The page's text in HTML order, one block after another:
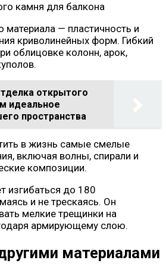
материала — пластичность и
криволинейных форм. Гибкий
облицовке колонн, арок,
открытого
идеальное
пространства
в жизнь самые смелые
включая волны, спирали и
композиции.
изгибаться до 180
и не трескаясь. Он
мелкие трещинки на
армирующему слою.
материалами